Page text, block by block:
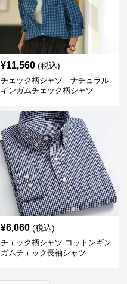
¥11,560 (税込)
チェック柄シャツ ナチュラル
ギンガムチェック柄シャツ
¥6,060 (税込)
チェック柄シャツ コットンギン
ガムチェック長袖シャツ